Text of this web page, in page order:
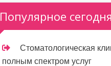
Популярное сегодня
Стоматологическая
полным спектром услуг